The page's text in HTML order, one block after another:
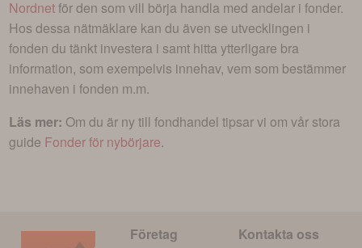
Nordnetför den som vill börja handla med andelar ifonder.
Hos dessa nätmäklare kan du även se utvecklingen i
fonden du tänkt investera i samt hitta ytterligare bra
information, som exempelvis innehav, vem som bestämmer
innehaven i fonden m.m.
Läs mer: Om du är ny till fondhandel tipsar vi om vår stora
guide Fonder för nybörjare.
Företag Kontakta oss